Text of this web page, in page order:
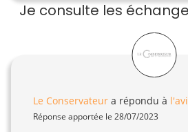
Je consulte les
Le Conservateur a répondu à
Réponse apportée le 28/07/2023